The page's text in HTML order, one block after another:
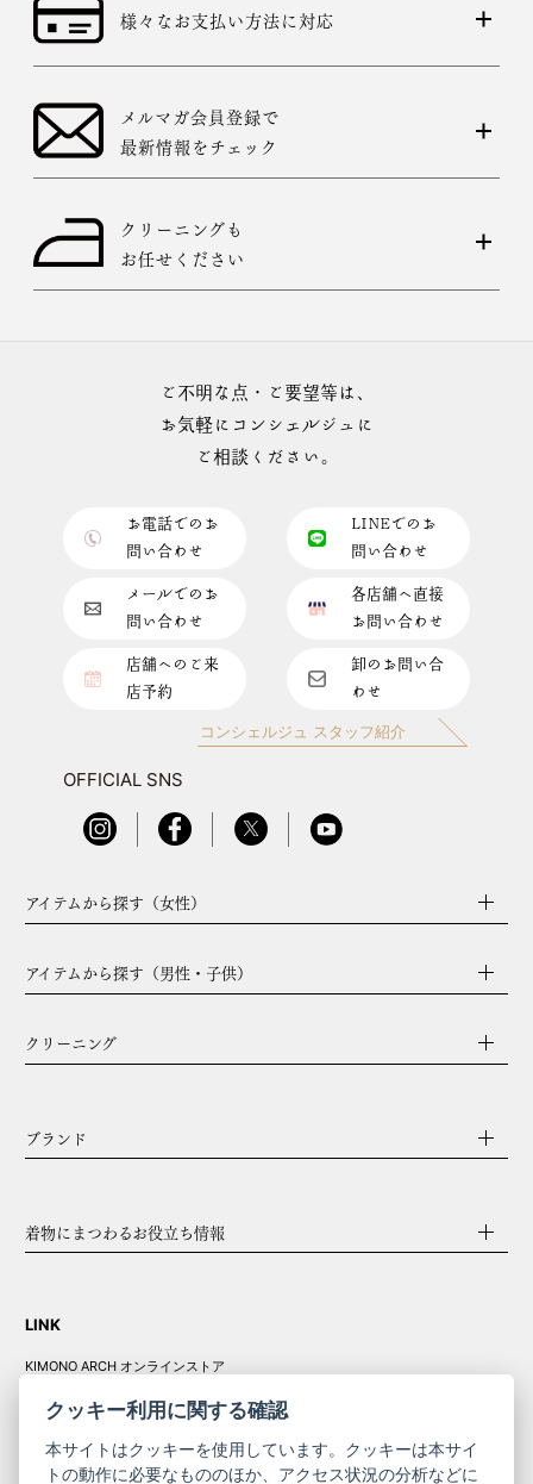
様々なお支払い方法に対応
メルマガ会員登録で
最新情報をチェック
クリーニングも
お任せください
ご不明な点・ご要望等は、
お気軽にコンシェルジュに
ご相談ください。
お電話でのお
問い合わせ
LINEでのお
問い合わせ
メールでのお
問い合わせ
各店舗へ直接
お問い合わせ
店舗へのご来
店予約
卸のお問い合
わせ
コンシェルジュ スタッフ紹介
OFFICIAL SNS
アイテムから探す（女性）
アイテムから探す（男性・子供）
クリーニング
ブランド
着物にまつわるお役立ち情報
LINK
KIMONO ARCH オンラインストア
クッキー利用に関する確認
本サイトはクッキーを使用しています。クッキーは本サイ
トの動作に必要なもののほか、アクセス状況の分析などに